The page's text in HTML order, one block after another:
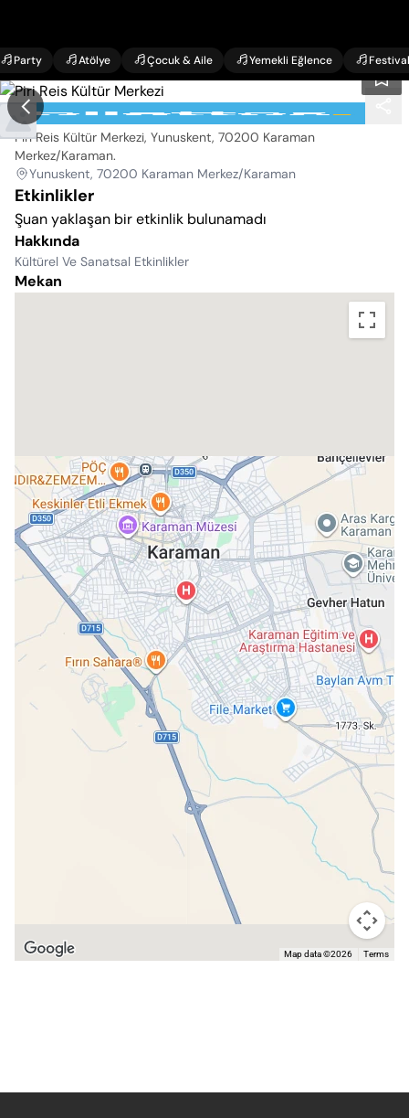
Party Atölye Çocuk & Aile Yemekli Eğlence Festival
Piri Reis Kültür Merkezi
Piri Reis Kültür Merkezi, Yunuskent, 70200 Karaman
Merkez/Karaman.
Yunuskent, 70200 Karaman Merkez/Karaman
Etkinlikler
Şuan yaklaşan bir etkinlik bulunamadı
Hakkında
Kültürel Ve Sanatsal Etkinlikler
Mekan
Map data ©2026 Terms